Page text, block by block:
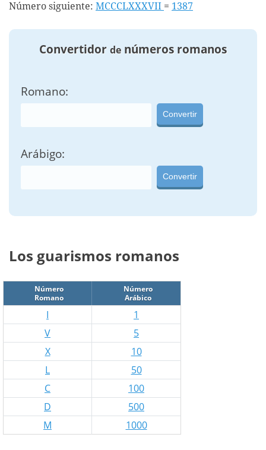
Número siguiente: MCCCLXXXVII = 1387
Convertidor de números romanos
Romano:
Convertir
Arábigo:
Convertir
Los guarismos romanos
Número
Romano
Número
Arábico
I
1
V
5
X
10
L
50
C
100
D
500
M
1000